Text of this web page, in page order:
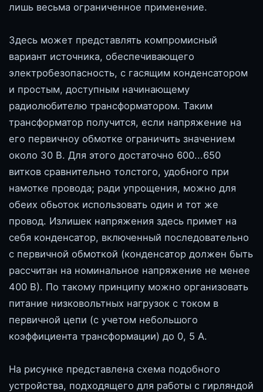
лишь весьма ограниченное применение.
Здесь может представлять компромисный
вариант источника, обеспечивающего
электробезопасность, с гасящим конденсатором
и простым, доступным начинающему
радиолюбителю трансформатором. Таким
трансформатор получится, если напряжение на
его первичноу обмотке ограничить значением
около 30 В. Для этого достаточно 600...650
витков сравнительно толстого, удобного при
намотке провода; ради упрощения, можно для
обеих обьоток использовать один и тот же
провод. Излишек напряжения здесь примет на
себя конденсатор, включенный последовательно
с первичной обмоткой (конденсатор должен быть
рассчитан на номинальное напряжение не менее
400 В). По такому принципу можно организовать
питание низковольтных нагрузок с током в
первичной цепи (с учетом небольшого
коэффициента трансформации) до 0, 5 А.
На рисунке представлена схема подобного
устройства, подходящего для работы с гирляндой